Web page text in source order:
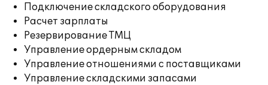
Подключение складского оборудования
Расчет зарплаты
Резервирование ТМЦ
Управление ордерным складом
Управление отношениями с поставщиками
Управление складскими запасами